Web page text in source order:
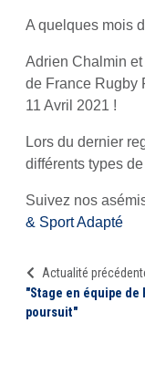
A quelques mois
Adrien Chalmin
de France Rugby
11 Avril 2021 !
Lors du dernier
différents types
Suivez nos
& Sport Adapté
Actualité
"Stage en équipe de
poursuit"